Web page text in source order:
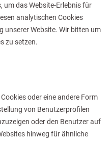
um das Website-Erlebnis für
analytischen Cookies
unserer Website. Wir bitten um
zu setzen.
oder eine andere Form
von Benutzerprofilen
oder den Benutzer auf
hinweg für ähnliche